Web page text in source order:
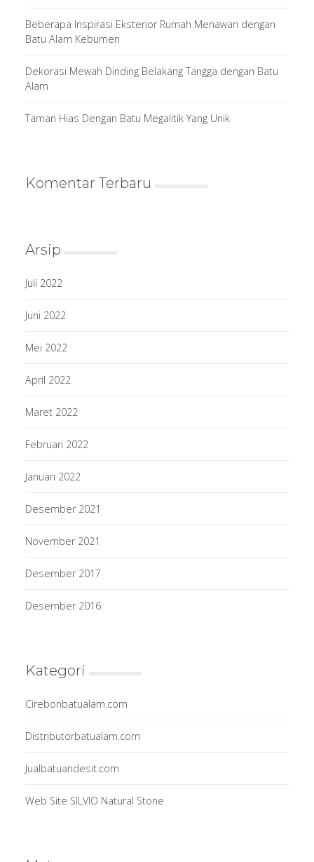
Beberapa Inspirasi Eksterior Rumah Menawan dengan
Batu Alam Kebumen
Dekorasi Mewah Dinding Belakang Tangga dengan Batu
Alam
Taman Hias Dengan Batu Megalitik Yang Unik
Komentar Terbaru
Arsip
Juli 2022
Juni 2022
Mei 2022
April 2022
Maret 2022
Februari 2022
Januari 2022
Desember 2021
November 2021
Desember 2017
Desember 2016
Kategori
Cirebonbatualam.com
Distributorbatualam.com
Jualbatuandesit.com
Web Site SILVIO Natural Stone